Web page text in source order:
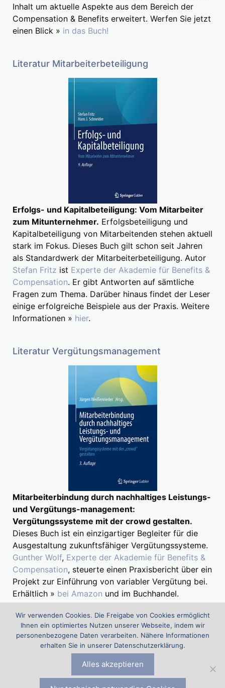
Inhalt um aktuelle Aspekte aus dem Bereich der
Compensation & Benefits erweitert. Werfen Sie jetzt
einen Blick » in das Buch!
Literatur Mitarbeiterbeteiligung
Erfolgs- und Kapitalbeteiligung: Vom Mitarbeiter
zum Mitunternehmer. Erfolgsbeteiligung und
Kapitalbeteiligung von Mitarbeitenden stehen aktuell
stark im Fokus. Dieses Buch gilt schon seit Jahren
als Standardwerk der Mitarbeiterbeteiligung. Autor
Stefan Fritz ist Experte der Akademie für Benefits &
Compensation. Er gibt Antworten auf sämtliche
Fragen zum Thema. Darüber hinaus findet der Leser
einige erfolgreiche Beispiele aus der Praxis. Weitere
Informationen » hier.
Literatur Vergütungsmanagement
Mitarbeiterbindung durch nachhaltiges Leistungs-
und Vergütungs-management:
Vergütungssysteme mit der crowd gestalten.
Dieses Buch ist ein einzigartiger Begleiter für die
Ausgestaltung zukunftsfähiger Vergütungssysteme.
Gunther Wolf, Experte der Akademie für Benefits &
Compensation, steuerte einen Praxisbericht über ein
Projekt zur Einführung von variabler Vergütung bei.
Erhältlich » bei Amazon und im Buchhandel.
Suchen
nach:
Die Akademie für Benefits & Compensation (ABC) ist ein Projekt
Comp & Ben Spezialisten Eckhard Eyer, Stefan Fritz und
Gunther Wolf|Datenschutz |Impressum| Kontakt zu den
Wir verwenden Cookies. Die Freigabe von Cookies ermöglicht
Ihnen ein optimiertes Nutzen unserer Webseite, indem wir
personenbezogene Daten verarbeiten. Nähere Informationen
erhalten Sie in unserer Datenschutzerklärung.
Alles akzeptieren